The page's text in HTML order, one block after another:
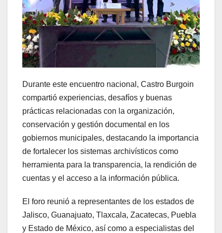
Durante este encuentro nacional, Castro Burgoin
compartió experiencias, desafíos y buenas
prácticas relacionadas con la organización,
conservación y gestión documental en los
gobiernos municipales, destacando la importancia
de fortalecer los sistemas archivísticos como
herramienta para la transparencia, la rendición de
cuentas y el acceso a la información pública.
El foro reunió a representantes de los estados de
Jalisco, Guanajuato, Tlaxcala, Zacatecas, Puebla
y Estado de México, así como a especialistas del